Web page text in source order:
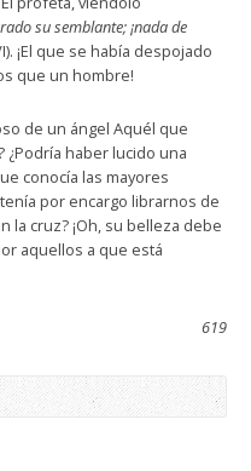
su semblante; ¡nada de
¡El que se había despojado
que un hombre!
de un ángel Aquél que
haber lucido una
conocía las mayores
por encargo librarnos de
la cruz? ¡Oh, su belleza debe
aquellos a que está
619